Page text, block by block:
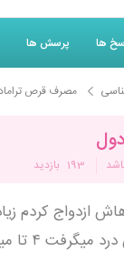
ها پرسش ها
مصرف قرص
193 بازدید
ازدواج کردم
۴ تا میخورد